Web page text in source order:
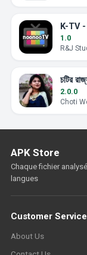
K-TV
1.0
R&J
চটির
2.0.0
Choti
APK Store
Chaque fichier
langues
Customer Service
About Us